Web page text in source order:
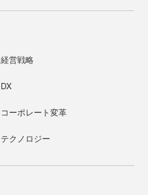
経営戦略
DX
コーポレート変革
テクノロジー